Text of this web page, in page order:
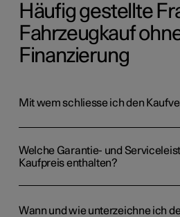
Häufig gestellte
Fahrzeugkauf
Finanzierung
Mit wem schliesse ich den
Welche Garantie- und
Kaufpreis enthalten?
Wann und wie unterzeichne ich